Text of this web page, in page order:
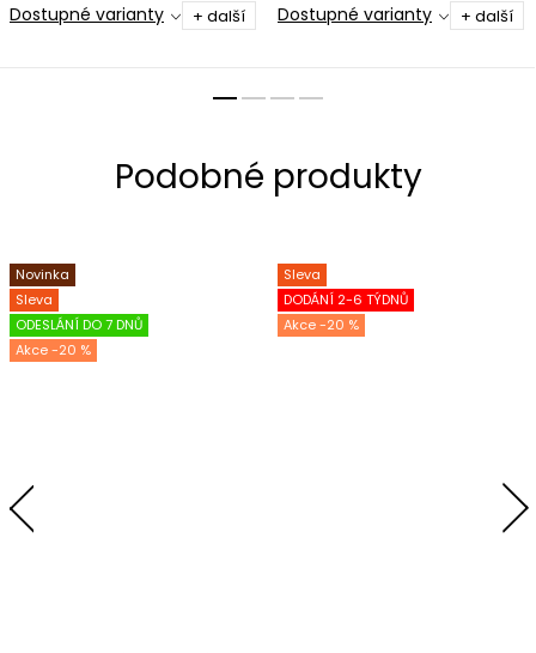
Dostupné varianty + další Dostupné varianty + další
Novinka
Sleva
ODESLÁNÍ DO 7 DNŮ
-20 %
Sleva
DODÁNÍ 2-6 TÝDNŮ
-20 %